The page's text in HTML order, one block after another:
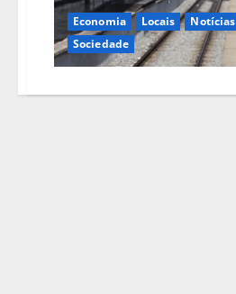
Economia Locais Notícias
Sociedade